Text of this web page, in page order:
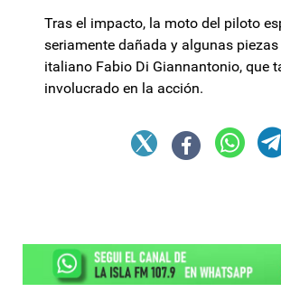
Tras el impacto, la moto del piloto
seriamente dañada y algunas
italiano Fabio Di Giannantonio, que
involucrado en la acción.